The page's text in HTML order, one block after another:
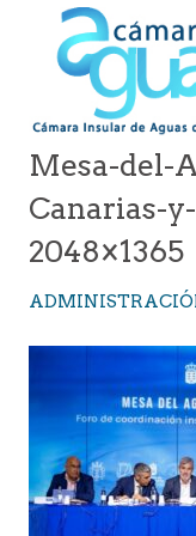
Mesa-del-
Canarias-
2048×1365